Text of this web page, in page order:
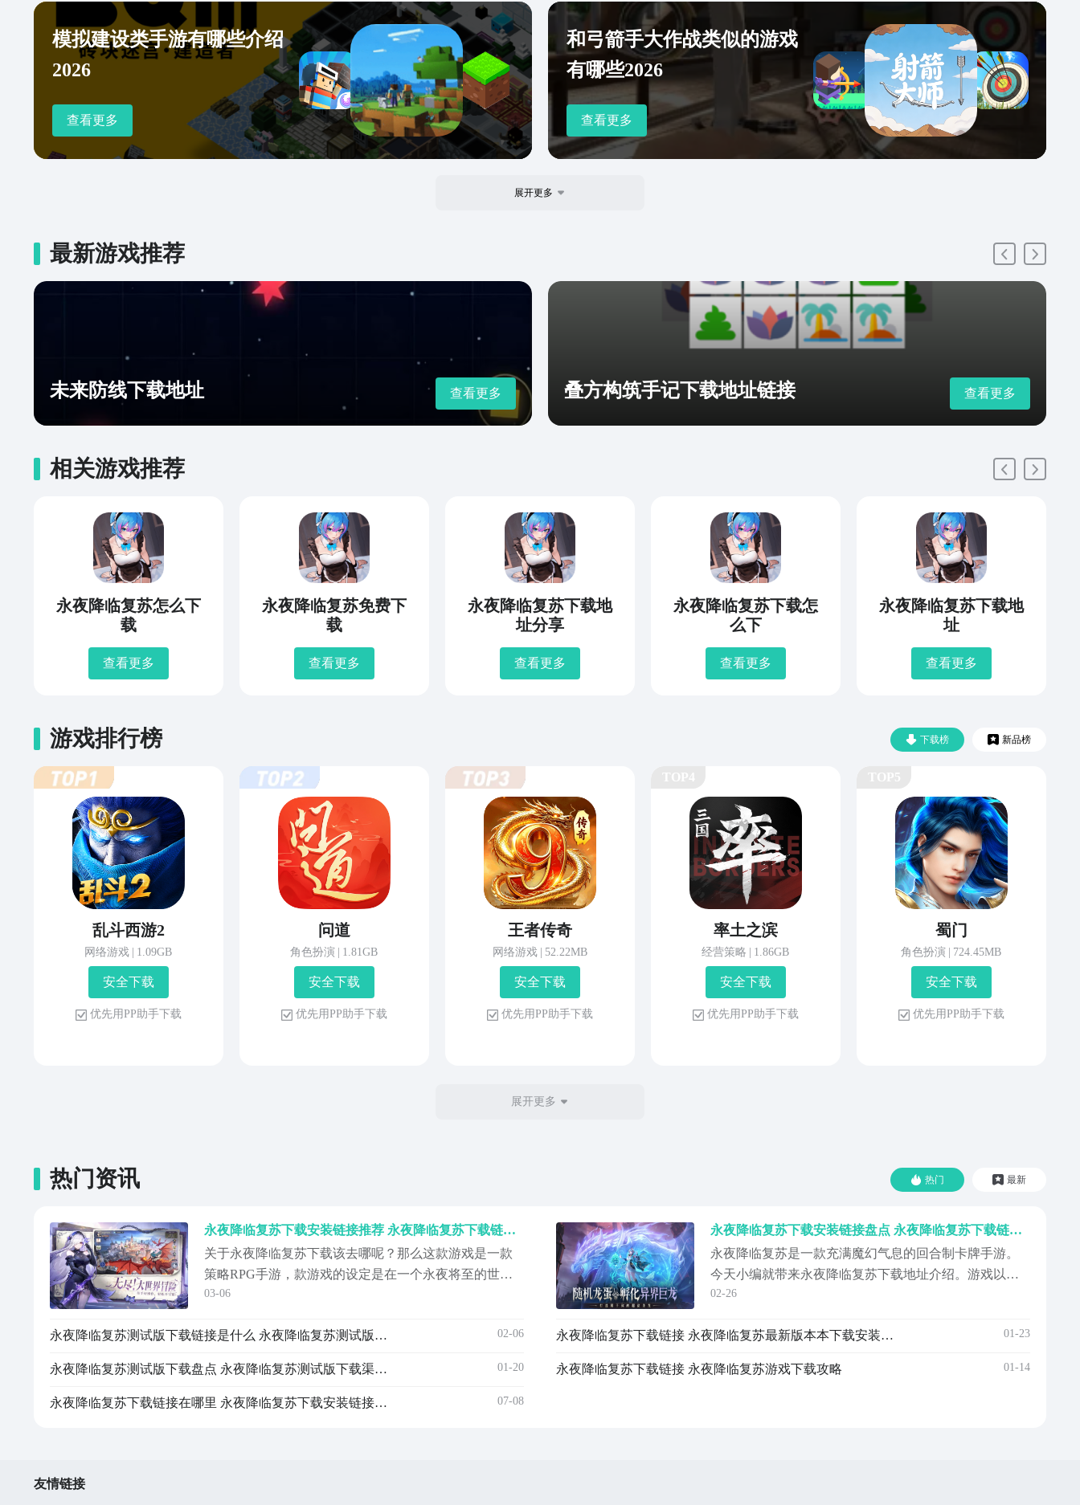
模拟建设类手游有哪些介绍
2026
查看更多
和弓箭手大作战类似的游戏
有哪些2026
查看更多
展开更多
最新游戏推荐
未来防线下载地址 查看更多 叠方构筑手记下载地址链接 查看更多
相关游戏推荐
永夜降临复苏怎么下
载
查看更多
永夜降临复苏免费下
载
查看更多
永夜降临复苏下载地
址分享
查看更多
永夜降临复苏下载怎
么下
查看更多
永夜降临复苏下载地
址
查看更多
下载榜 新品榜
游戏排行榜
乱斗西游2
网络游戏 1.09GB
安 全 下 载
优 先 用 P P 助 手 下 载
问道
角色扮演 1.81GB
安 全 下 载
优 先 用 P P 助 手 下 载
王者传奇
网络游戏 52.22MB
安 全 下 载
优 先 用 P P 助 手 下 载
率土之滨
经营策略 1.86GB
安 全 下 载
优 先 用 P P 助 手 下 载
蜀门
角色扮演 724.45MB
安 全 下 载
优 先 用 P P 助 手 下 载
展开更多
热门 最新
热门资讯
永夜降临复苏下载安装链接推荐 永夜降临复苏下载链接及玩法盘点
关于永夜降临复苏下载该去哪呢？那么这款游戏是一款
策略RPG手游，款游戏的设定是在一个永夜将至的世
界，这个时候玩家作为趣业者，需要去探索永夜的秘
家也想要游玩这款游戏的话，这个时候就可以前往九游
载》》》》...
03-06
永夜降临复苏测试版下载链接是什么 永夜降临复苏测试版下载链接推荐 02-06
永夜降临复苏测试版下载盘点 永夜降临复苏测试版下载渠道推荐 01-20
永夜降临复苏下载链接在哪里 永夜降临复苏下载安装链接指引 07-08
永夜降临复苏下载安装链接盘点 永夜降临复苏下载链接推荐
永夜降临复苏是一款充满魔幻气息的回合制卡牌手游。
今天小编就带来永夜降临复苏下载地址介绍。游戏以西
方幻想世界为背景，呈现出一个极具层次感和复杂性的
组织的驱夜者，穿行于各个教派的纷争与危机之中。
临复苏#《《...
02-26
永夜降临复苏下载链接 永夜降临复苏最新版本本下载安装链接指引 01-23
永夜降临复苏下载链接 永夜降临复苏游戏下载攻略 01-14
友情链接